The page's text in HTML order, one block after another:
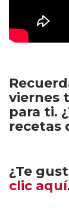
viernes
para ti.
recetas
¿Te
clic aquí